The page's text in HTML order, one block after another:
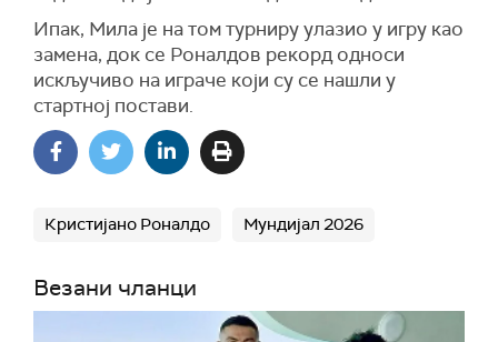
Ипак, Мила је на том турниру улазио у игру као
замена, док се Роналдов рекорд односи
искључиво на играче који су се нашли у
стартној постави.
Кристијано Роналдо Мундијал 2026
Везани чланци